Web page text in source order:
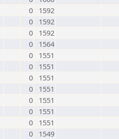
0
1592
0
1592
0
1592
0
1564
0
1551
0
1551
0
1551
0
1551
0
1551
0
1551
0
1551
0
1549